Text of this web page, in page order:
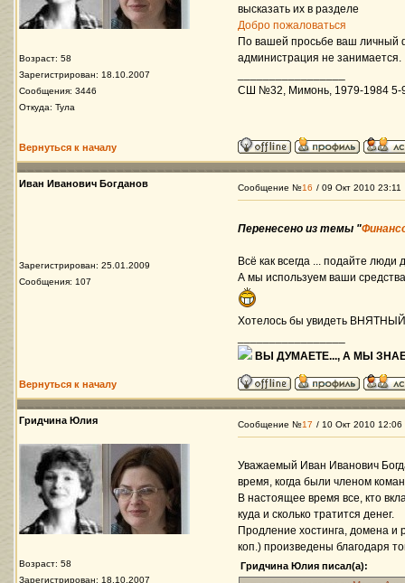
Возраст: 58
Зарегистрирован: 18.10.2007
Сообщения: 3446
Откуда: Тула
высказать их в разделе
Добро пожаловаться
По вашей просьбе ваш личный
администрация не занимается.
СШ №32, Мимонь, 1979-1984 5-9
Вернуться к началу
Иван Иванович Богданов
Зарегистрирован: 25.01.2009
Сообщения: 107
Сообщение №16 / 09 Окт 2010 23:11
Перенесено из темы "
Всё как всегда ... подайте люди
А мы используем ваши
Хотелось бы увидеть ВНЯТНЫЙ
ВЫ ДУМАЕТЕ..., А МЫ
Вернуться к началу
Гридчина Юлия
Возраст: 58
Зарегистрирован: 18.10.2007
Сообщение №17 / 10 Окт 2010 12:06
Уважаемый Иван Иванович
время, когда были членом
В настоящее время все, кто
куда и сколько тратится денег.
Продление хостинга, домена
коп.) произведены благодаря
Гридчина Юлия писал(а):